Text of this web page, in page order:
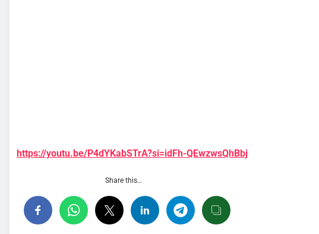
https://youtu.be/P4dYKabSTrA?si=idFh-QEwzwsQhBbj
Share this…